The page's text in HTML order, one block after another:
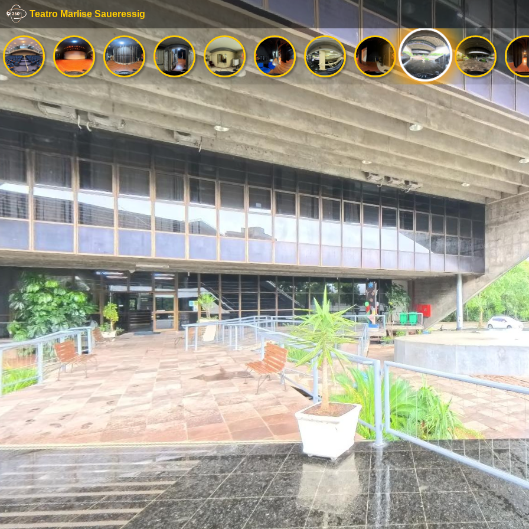
Teatro Marlise Saueressig